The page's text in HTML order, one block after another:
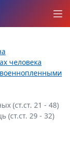
человека
(ст.ст. 21 - 48)
(ст.ст. 29 - 32)